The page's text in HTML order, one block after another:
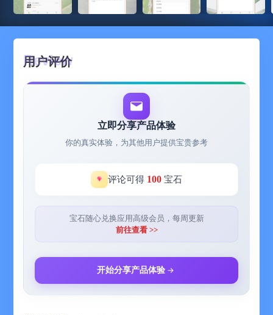
用户评价
立即分享产品体验
你的真实体验，为其他用户提供宝贵参考
评论可得 100 宝石
宝石随心兑换应用高级会员，每周更新
前往查看 >>
开始分享产品体验